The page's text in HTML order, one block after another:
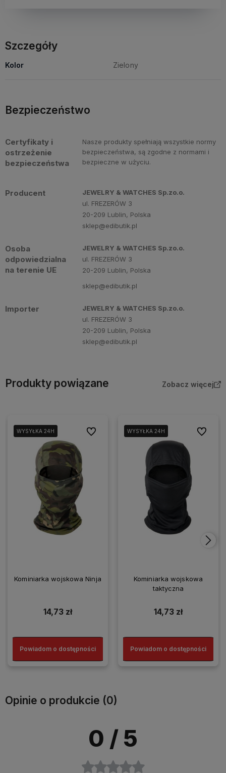
Szczegóły
Kolor Zielony
Bezpieczeństwo
Certyfikaty i
ostrzeżenie
bezpieczeństwa
Nasze produkty spełniają wszystkie normy
bezpieczeństwa, są zgodne z normami i
bezpieczne w użyciu.
Producent
JEWELRY & WATCHES Sp.zo.o.
ul. FREZERÓW 3
20-209 Lublin, Polska
sklep@edibutik.pl
Osoba
odpowiedzialna
na terenie UE
JEWELRY & WATCHES Sp.zo.o.
ul. FREZERÓW 3
20-209 Lublin, Polska
sklep@edibutik.pl
Importer
JEWELRY & WATCHES Sp.zo.o.
ul. FREZERÓW 3
20-209 Lublin, Polska
sklep@edibutik.pl
Produkty powiązane Zobacz więcej
WYSYŁKA 24H
WYSYŁKA 24H
Kominiarka wojskowa Ninja
14,73 zł
Powiadom o dostępności
Do ulubionychWYSYŁKA 24H
WYSYŁKA 24H
Kominiarka wojskowa
taktyczna
14,73 zł
Powiadom o dostępności
Do
Opinie o produkcie (0)
0 / 5